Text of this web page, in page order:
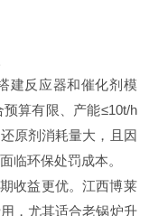
建反应器和催化剂模
算有限、产能≤10t/h
原剂消耗量大，且因
临环保处罚成本。
收益更优。江西博莱
，尤其适合老锅炉升